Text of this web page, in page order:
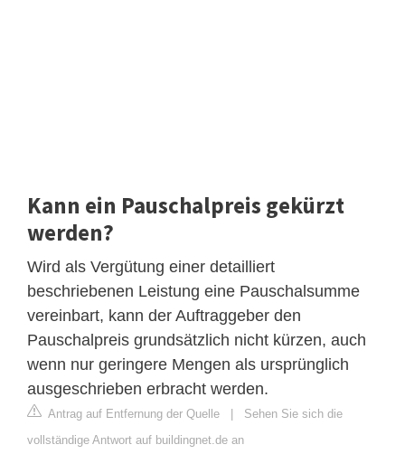
Kann ein Pauschalpreis gekürzt
werden?
Wird als Vergütung einer detailliert
beschriebenen Leistung eine Pauschalsumme
vereinbart, kann der Auftraggeber den
Pauschalpreis grundsätzlich nicht kürzen, auch
wenn nur geringere Mengen als ursprünglich
ausgeschrieben erbracht werden.
Antrag auf Entfernung der Quelle | Sehen Sie sich die
vollständige Antwort auf buildingnet.de an